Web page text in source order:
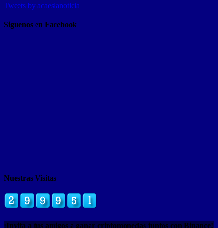
Tweets by acaeslanoticia
Siguenos en Facebook
Nuestras Visitas
¡Invita a tus amigos a ganar criptomonedas juntos con Binance!